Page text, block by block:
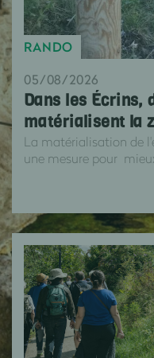
RANDO
05/08/2026
Dans les Écrins,
matérialisent la
La matérialisation de
une mesure pour